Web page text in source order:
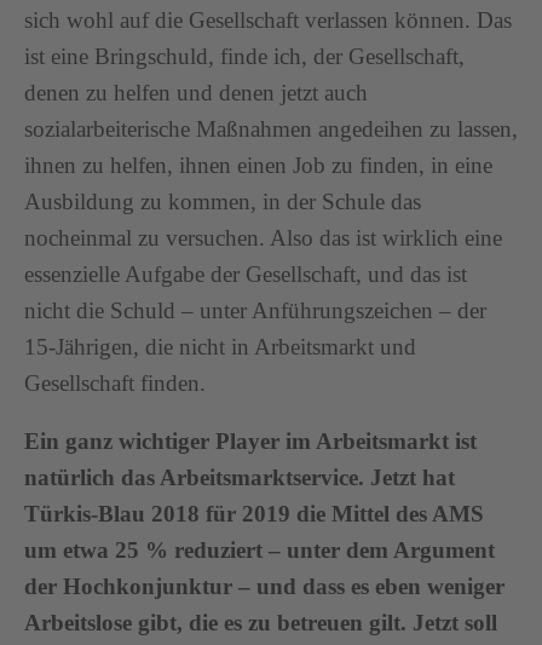
sich wohl auf die Gesellschaft verlassen können. Das
ist eine Bringschuld, finde ich, der Gesellschaft,
denen zu helfen und denen jetzt auch
sozialarbeiterische Maßnahmen angedeihen zu lassen,
ihnen zu helfen, ihnen einen Job zu finden, in eine
Ausbildung zu kommen, in der Schule das
nocheinmal zu versuchen. Also das ist wirklich eine
essenzielle Aufgabe der Gesellschaft, und das ist
nicht die Schuld – unter Anführungszeichen – der
15-Jährigen, die nicht in Arbeitsmarkt und
Gesellschaft finden.
Ein ganz wichtiger Player im Arbeitsmarkt ist
natürlich das Arbeitsmarktservice. Jetzt hat
Türkis-Blau 2018 für 2019 die Mittel des AMS
um etwa 25 % reduziert – unter dem Argument
der Hochkonjunktur – und dass es eben weniger
Arbeitslose gibt, die es zu betreuen gilt. Jetzt soll